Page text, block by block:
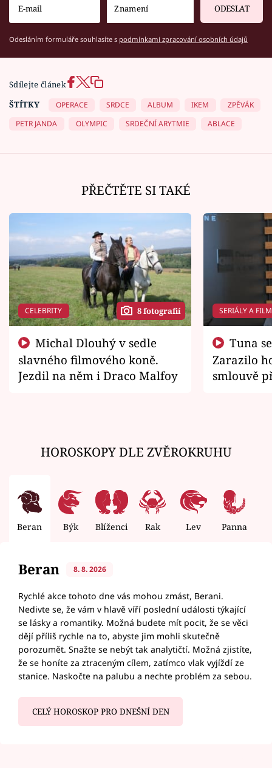
ODESLAT
Odesláním formuláře souhlasíte s podmínkami zpracování osobních údajů
Sdílejte článek
ŠTÍTKY
OPERACE SRDCE ALBUM IKEM
ZPĚVÁK
PETR JANDA
OLYMPIC SRDEČNÍ ARYTMIE ABLACE
PŘEČTĚTE SI TAKÉ
CELEBRITY 8 fotografií
slavného filmového koně.
Jezdil na něm i Draco Malfoy
SERIÁLY A
Zarazilo
smlouvě
HOROSKOPY DLE ZVĚROKRUHU
Beran Býk Blíženci Rak Lev Panna
Beran 8. 8. 2026
Rychlé akce tohoto dne vás mohou zmást, Berani.
Nedivte se, že vám v hlavě víří poslední události týkající
se lásky a romantiky. Možná budete mít pocit, že se věci
dějí příliš rychle na to, abyste jim mohli skutečně
porozumět. Snažte se nebýt tak analytičtí. Možná zjistíte,
že se honíte za ztraceným cílem, zatímco vlak vyjíždí ze
stanice. Naskočte na palubu a nechte problém za sebou.
CELÝ HOROSKOP PRO DNEŠNÍ DEN